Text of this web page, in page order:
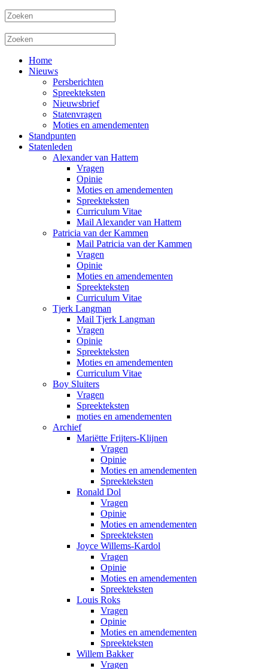
Home
Nieuws
Persberichten
Spreekteksten
Nieuwsbrief
Statenvragen
Moties en amendementen
Standpunten
Statenleden
Alexander van Hattem
Vragen
Opinie
Moties en amendementen
Spreekteksten
Curriculum Vitae
Mail Alexander van Hattem
Patricia van der Kammen
Mail Patricia van der Kammen
Vragen
Opinie
Moties en amendementen
Spreekteksten
Curriculum Vitae
Tjerk Langman
Mail Tjerk Langman
Vragen
Opinie
Spreekteksten
Moties en amendementen
Curriculum Vitae
Boy Sluiters
Vragen
Spreekteksten
moties en amendementen
Archief
Mariëtte Frijters-Klijnen
Vragen
Opinie
Moties en amendementen
Spreekteksten
Ronald Dol
Vragen
Opinie
Moties en amendementen
Spreekteksten
Joyce Willems-Kardol
Vragen
Opinie
Moties en amendementen
Spreekteksten
Louis Roks
Vragen
Opinie
Moties en amendementen
Spreekteksten
Willem Bakker
Vragen